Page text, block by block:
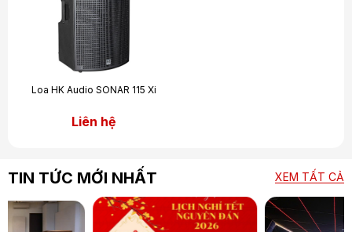
Loa HK Audio SONAR 115 Xi
Liên hệ
TIN TỨC MỚI NHẤT XEM TẤT CẢ